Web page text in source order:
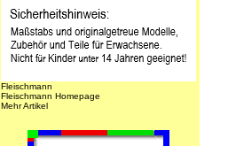
Fleischmann
Fleischmann Homepage
Mehr Artikel